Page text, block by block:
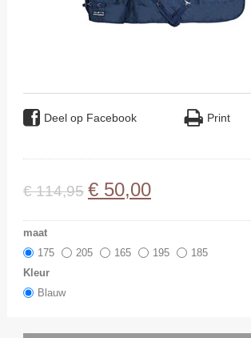
Deel op Facebook Print
€ 114,95 € 50,00
maat
175
205 165 195
185
Kleur
Blauw